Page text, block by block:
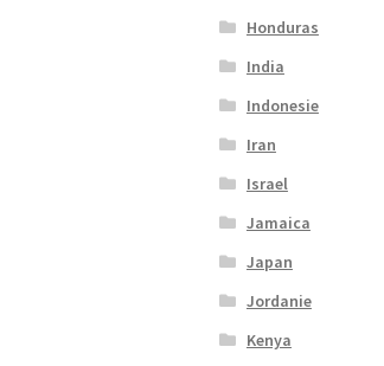
Honduras
India
Indonesie
Iran
Israel
Jamaica
Japan
Jordanie
Kenya